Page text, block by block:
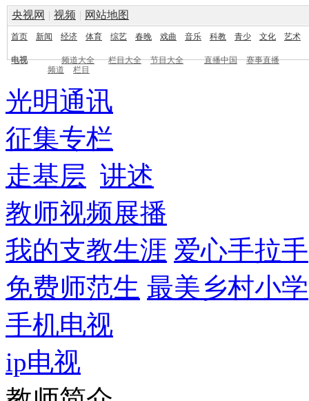
央视网 | 视频 | 网站地图
首页 新闻 经济 体育 综艺 春晚 戏曲 音乐 科教 青少 文化 艺术
电视 频道大全 栏目大全 节目大全 直播中国
赛事直播
频道
栏目
光明通讯
征集专栏
走基层 讲述
教师视频展播
我的支教生涯 爱心手拉手
免费师范生 最美乡村小学
手机电视
ip电视